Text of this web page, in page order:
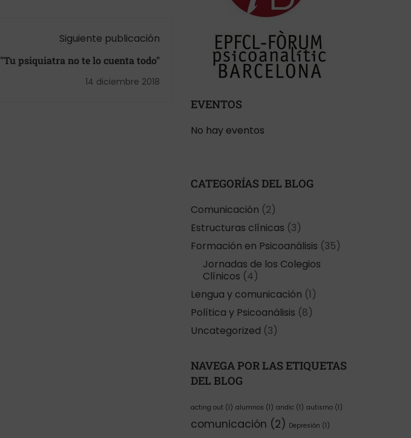
Siguiente publicación
"Tu psiquiatra no te lo cuenta todo"
14 diciembre 2018
EVENTOS
No hay eventos
CATEGORÍAS DEL BLOG
Comunicación (2)
Estructuras clínicas (3)
Formación en Psicoanálisis (35)
Jornadas de los Colegios
Clínicos (4)
Lengua y comunicación (1)
Política y Psicoanálisis (8)
Uncategorized (3)
NAVEGA POR LAS ETIQUETAS
DEL BLOG
acting out(1) alumnos (1) andic (1) autismo(1)
comunicación (2) Depresión (1)